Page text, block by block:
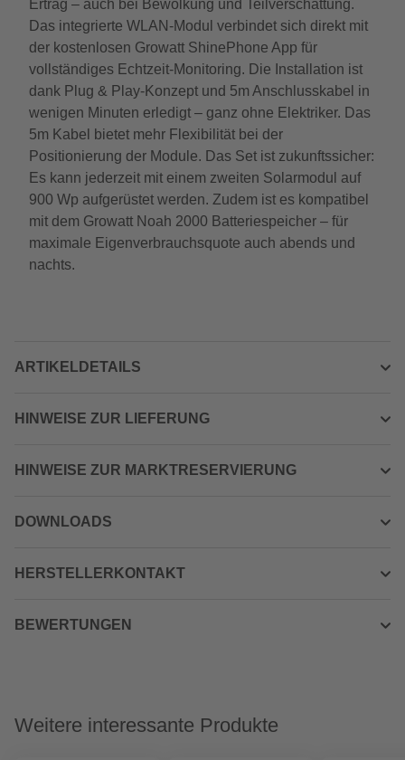
Ertrag – auch bei Bewölkung und Teilverschattung.
Das integrierte WLAN-Modul verbindet sich direkt mit
der kostenlosen Growatt ShinePhone App für
vollständiges Echtzeit-Monitoring. Die Installation ist
dank Plug & Play-Konzept und 5m Anschlusskabel in
wenigen Minuten erledigt – ganz ohne Elektriker. Das
5m Kabel bietet mehr Flexibilität bei der
Positionierung der Module. Das Set ist zukunftssicher:
Es kann jederzeit mit einem zweiten Solarmodul auf
900 Wp aufgerüstet werden. Zudem ist es kompatibel
mit dem Growatt Noah 2000 Batteriespeicher – für
maximale Eigenverbrauchsquote auch abends und
nachts.
ARTIKELDETAILS
HINWEISE ZUR LIEFERUNG
HINWEISE ZUR MARKTRESERVIERUNG
DOWNLOADS
HERSTELLERKONTAKT
BEWERTUNGEN
Weitere interessante Produkte